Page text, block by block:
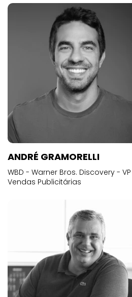
ANDRÉ GRAMORELLI
WBD - Warner Bros. Discovery -
Vendas Publicitárias